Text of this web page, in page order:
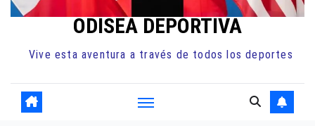
ODISEA DEPORTIVA
Vive esta aventura a través de todos los deportes